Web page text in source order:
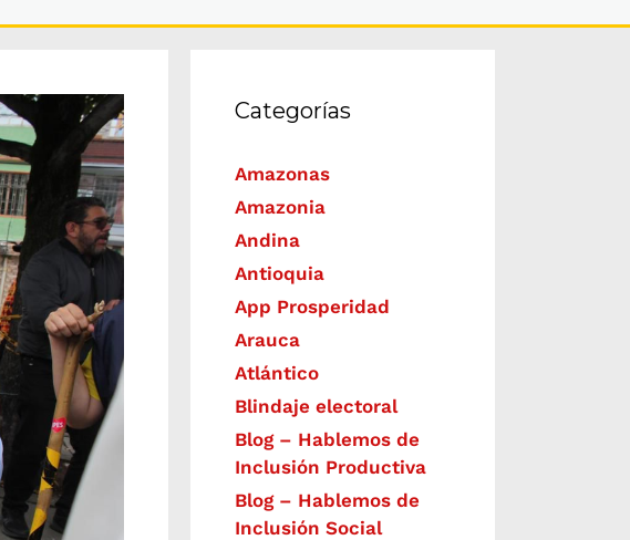
Categorías
Amazonas
Amazonia
Andina
Antioquia
App Prosperidad
Arauca
Atlántico
Blindaje electoral
Blog – Hablemos de
Inclusión Productiva
Blog – Hablemos de
Inclusión Social